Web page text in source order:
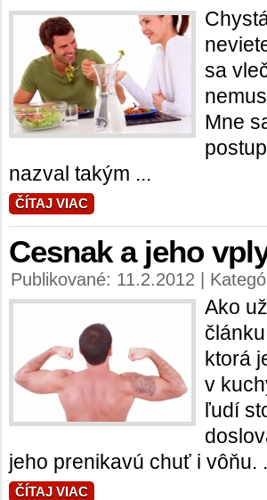
sa
Mne
nazval takým ...
ČÍTAJ VIAC
Cesnak a jeho
Publikované: 11.2.2012 |
Ako
ktorá
v
ľudí
jeho prenikavú chuť i vôňu.
ČÍTAJ VIAC